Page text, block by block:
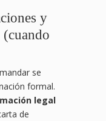
y
(cuando
se
formal.
legal
de